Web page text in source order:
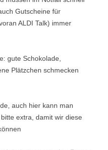
Gutscheine für
ALDI Talk) immer
gute Schokolade,
Plätzchen schmecken
auch hier kann man
bitte extra, damit wir diese